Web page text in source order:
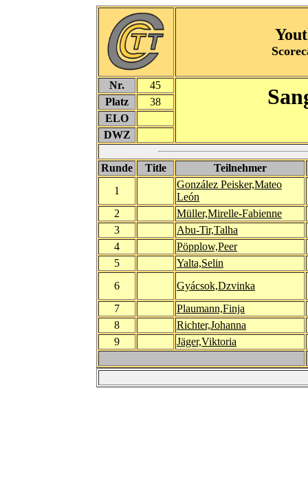
Nr. 45
Platz
38
ELO
DWZ
Runde Title
Teilnehmer
1
González Peisker,Mateo
León
2
Müller,Mirelle-Fabienne
3
Abu-Tir,Talha
4
Pöpplow,Peer
5
Yalta,Selin
6
Gyácsok,Dzvinka
7
Plaumann,Finja
8
Richter,Johanna
9
Jäger,Viktoria